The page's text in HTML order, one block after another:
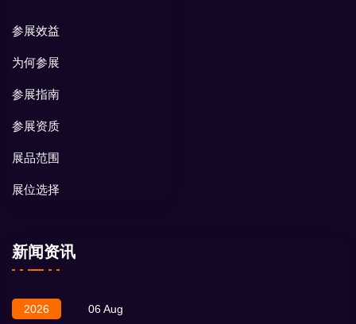
参展效益
为何参展
参展指南
参展资质
展品范围
展位选择
新闻资讯
2026 06 Aug